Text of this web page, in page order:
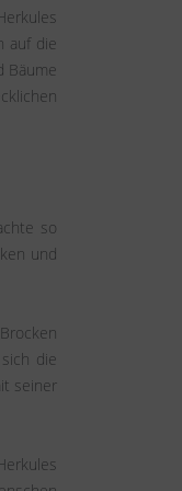
auf die
Bäume
so
und
die
seiner